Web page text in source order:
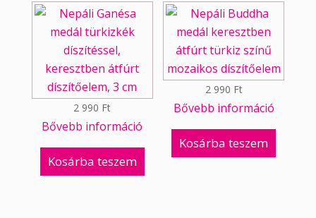
2 990 Ft
Bővebb információ
Kosárba teszem
2 990 Ft
Bővebb információ
Kosárba teszem